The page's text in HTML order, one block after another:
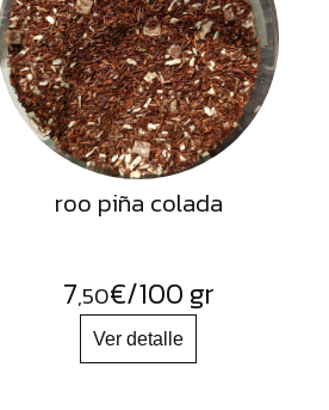
roo piña colada
7,50€/100 gr